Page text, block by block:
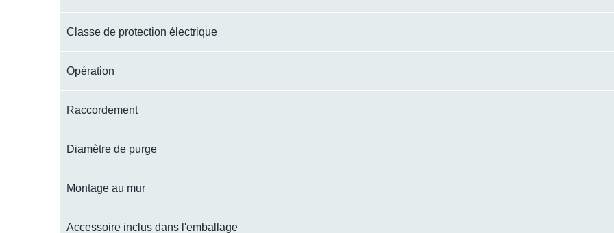
Classe de protection électrique
Opération
Raccordement
Diamètre de purge
Montage au mur
Accessoire inclus dans l'emballage